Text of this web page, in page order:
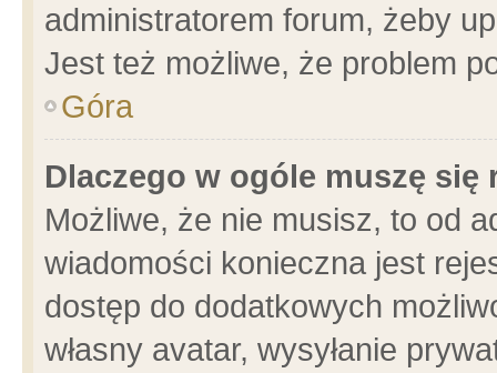
administratorem forum, żeby
Jest też możliwe, że problem
Góra
Dlaczego w ogóle muszę się
Możliwe, że nie musisz, to od
wiadomości konieczna jest
dostęp do dodatkowych
własny avatar, wysyłanie